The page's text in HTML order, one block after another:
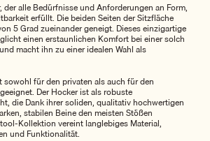
der alle Bedürfnisse und Anforderungen an Form,
erfüllt. Die beiden Seiten der Sitzfläche
5 Grad zueinander geneigt. Dieses einzigartige
einen erstaunlichen Komfort bei einer solch
macht ihn zu einer idealen Wahl als
sowohl für den privaten als auch für den
Der Hocker ist als robuste
die Dank ihrer soliden, qualitativ hochwertigen
stabilen Beine den meisten Stößen
Kollektion vereint langlebiges Material,
und Funktionalität.